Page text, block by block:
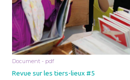
Document - pdf
Revue sur les tiers-lieux #5